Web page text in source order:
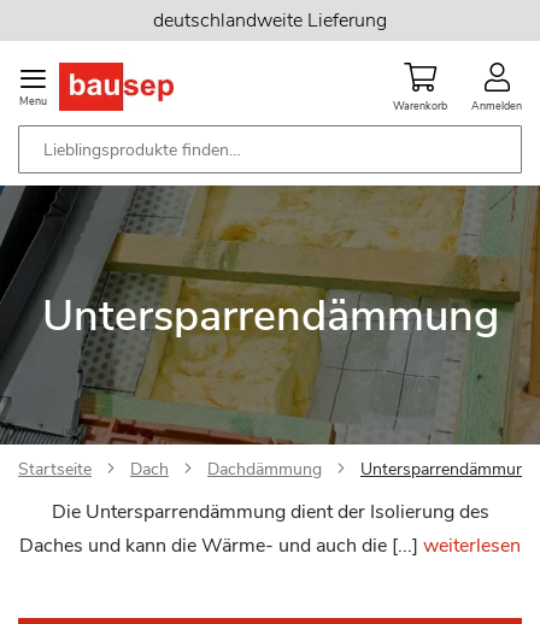
Inhalt
springen
deutschlandweite Lieferung
Menu Warenkorb Anmelden
Untersparrendämmung
Startseite Dach Dachdämmung Untersparrendämmung
Die Untersparrendämmung dient der Isolierung des
Daches und kann die Wärme- und auch die [...] weiterlesen